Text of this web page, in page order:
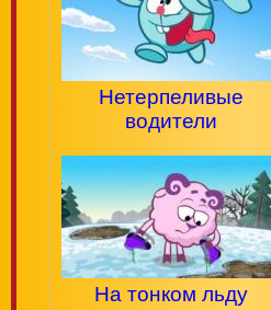
Нетерпеливые
водители
На тонком льду